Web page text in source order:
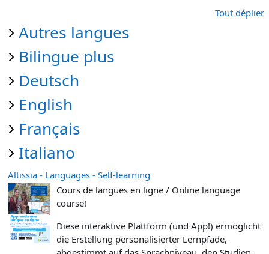
Tout déplier
Autres langues
Bilingue plus
Deutsch
English
Français
Italiano
Altissia - Languages - Self-learning
Cours de langues en ligne / Online language
course!
Diese interaktive Plattform (und App!) ermöglicht
die Erstellung personalisierter Lernpfade,